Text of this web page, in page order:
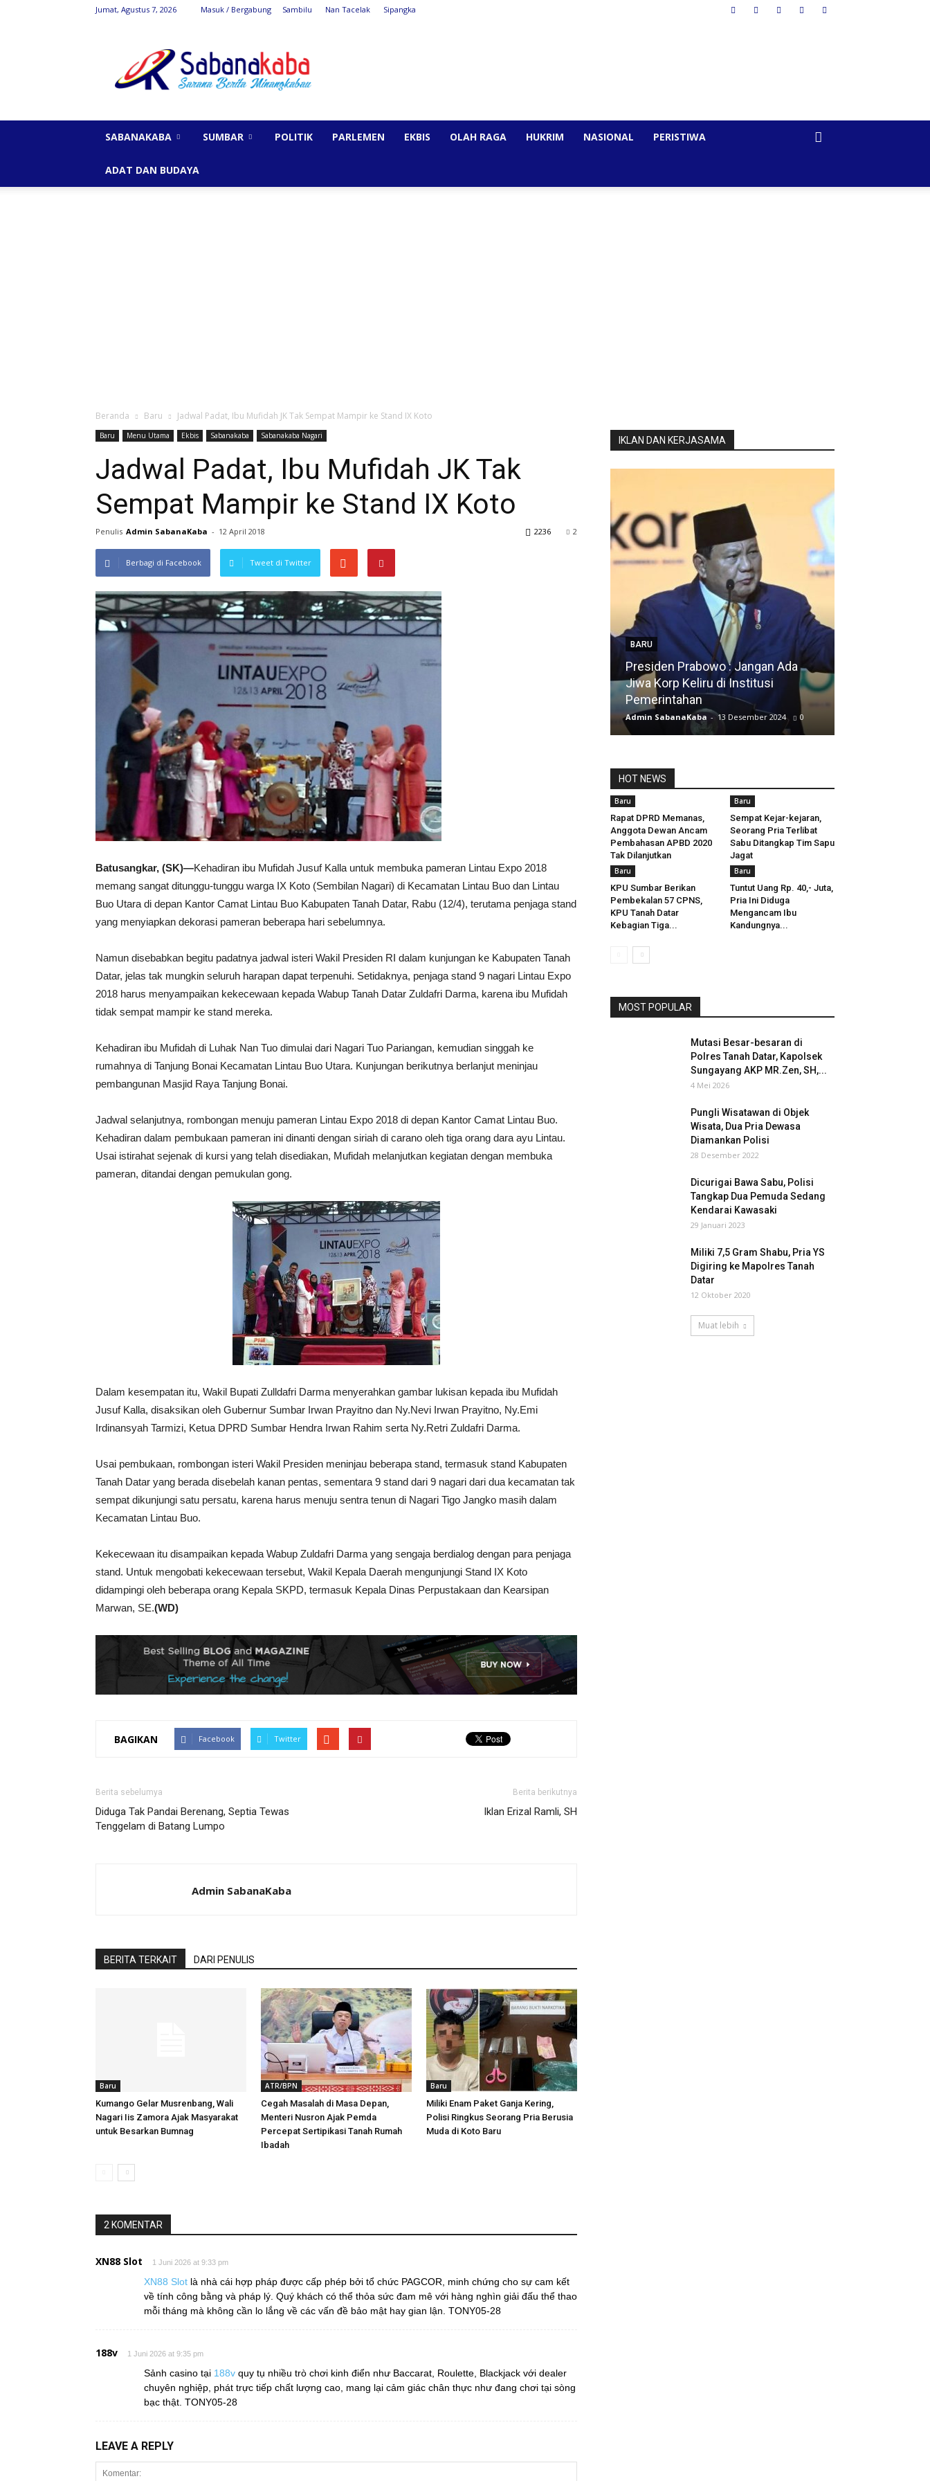
Jumat, Agustus 7, 2026 Masuk / Bergabung Sambilu Nan Tacelak Sipangka
SABANAKABA SUMBAR POLITIK PARLEMEN EKBIS OLAH RAGA HUKRIM NASIONAL PERISTIWA
ADAT DAN BUDAYA
Beranda Baru Jadwal Padat, Ibu Mufidah JK Tak Sempat Mampir ke Stand IX Koto
Baru Menu Utama Ekbis Sabanakaba Sabanakaba Nagari
Jadwal Padat, Ibu Mufidah JK Tak
Sempat Mampir ke Stand IX Koto
Penulis Admin SabanaKaba - 12 April 2018 2
2236
Berbagi di Facebook Tweet di Twitter
Batusangkar, (SK)—Kehadiran ibu Mufidah Jusuf Kalla untuk membuka pameran Lintau Expo 2018
memang sangat ditunggu-tunggu warga IX Koto (Sembilan Nagari) di Kecamatan Lintau Buo dan Lintau
Buo Utara di depan Kantor Camat Lintau Buo Kabupaten Tanah Datar, Rabu (12/4), terutama penjaga stand
yang menyiapkan dekorasi pameran beberapa hari sebelumnya.
Namun disebabkan begitu padatnya jadwal isteri Wakil Presiden RI dalam kunjungan ke Kabupaten Tanah
Datar, jelas tak mungkin seluruh harapan dapat terpenuhi. Setidaknya, penjaga stand 9 nagari Lintau Expo
2018 harus menyampaikan kekecewaan kepada Wabup Tanah Datar Zuldafri Darma, karena ibu Mufidah
tidak sempat mampir ke stand mereka.
Kehadiran ibu Mufidah di Luhak Nan Tuo dimulai dari Nagari Tuo Pariangan, kemudian singgah ke
rumahnya di Tanjung Bonai Kecamatan Lintau Buo Utara. Kunjungan berikutnya berlanjut meninjau
pembangunan Masjid Raya Tanjung Bonai.
Jadwal selanjutnya, rombongan menuju pameran Lintau Expo 2018 di depan Kantor Camat Lintau Buo.
Kehadiran dalam pembukaan pameran ini dinanti dengan siriah di carano oleh tiga orang dara ayu Lintau.
Usai istirahat sejenak di kursi yang telah disediakan, Mufidah melanjutkan kegiatan dengan membuka
pameran, ditandai dengan pemukulan gong.
Dalam kesempatan itu, Wakil Bupati Zulldafri Darma menyerahkan gambar lukisan kepada ibu Mufidah
Jusuf Kalla, disaksikan oleh Gubernur Sumbar Irwan Prayitno dan Ny.Nevi Irwan Prayitno, Ny.Emi
Irdinansyah Tarmizi, Ketua DPRD Sumbar Hendra Irwan Rahim serta Ny.Retri Zuldafri Darma.
Usai pembukaan, rombongan isteri Wakil Presiden meninjau beberapa stand, termasuk stand Kabupaten
Tanah Datar yang berada disebelah kanan pentas, sementara 9 stand dari 9 nagari dari dua kecamatan tak
sempat dikunjungi satu persatu, karena harus menuju sentra tenun di Nagari Tigo Jangko masih dalam
Kecamatan Lintau Buo.
Kekecewaan itu disampaikan kepada Wabup Zuldafri Darma yang sengaja berdialog dengan para penjaga
stand. Untuk mengobati kekecewaan tersebut, Wakil Kepala Daerah mengunjungi Stand IX Koto
didampingi oleh beberapa orang Kepala SKPD, termasuk Kepala Dinas Perpustakaan dan Kearsipan
Marwan, SE.(WD)
BAGIKAN Facebook Twitter
Berita sebelumya
Diduga Tak Pandai Berenang, Septia Tewas
Tenggelam di Batang Lumpo
Berita berikutnya
Iklan Erizal Ramli, SH
Admin SabanaKaba
BERITA TERKAIT DARI PENULIS
Baru
Kumango Gelar Musrenbang, Wali
Nagari Iis Zamora Ajak Masyarakat
untuk Besarkan Bumnag
ATR/BPN
Cegah Masalah di Masa Depan,
Menteri Nusron Ajak Pemda
Percepat Sertipikasi Tanah Rumah
Ibadah
Baru
Miliki Enam Paket Ganja Kering,
Polisi Ringkus Seorang Pria Berusia
Muda di Koto Baru
2 KOMENTAR
XN88 Slot 1 Juni 2026 at 9:33 pm
XN88 Slot là nhà cái hợp pháp được cấp phép bởi tổ chức PAGCOR, minh chứng cho sự cam kết
về tính công bằng và pháp lý. Quý khách có thể thỏa sức đam mê với hàng nghìn giải đấu thể thao
mỗi tháng mà không cần lo lắng về các vấn đề bảo mật hay gian lận. TONY05-28
188v 1 Juni 2026 at 9:35 pm
Sảnh casino tại 188v quy tụ nhiều trò chơi kinh điển như Baccarat, Roulette, Blackjack với dealer
chuyên nghiệp, phát trực tiếp chất lượng cao, mang lại cảm giác chân thực như đang chơi tại sòng
bạc thật. TONY05-28
LEAVE A REPLY
IKLAN DAN KERJASAMA
BARU
Presiden Prabowo : Jangan Ada
Jiwa Korp Keliru di Institusi
Pemerintahan
Admin SabanaKaba - 13 Desember 2024 0
HOT NEWS
Baru
Rapat DPRD Memanas,
Anggota Dewan Ancam
Pembahasan APBD 2020
Tak Dilanjutkan
Baru
Sempat Kejar-kejaran,
Seorang Pria Terlibat
Sabu Ditangkap Tim Sapu
Jagat
Baru
KPU Sumbar Berikan
Pembekalan 57 CPNS,
KPU Tanah Datar
Kebagian Tiga...
Baru
Tuntut Uang Rp. 40,- Juta,
Pria Ini Diduga
Mengancam Ibu
Kandungnya...
MOST POPULAR
Mutasi Besar-besaran di
Polres Tanah Datar, Kapolsek
Sungayang AKP MR.Zen, SH,...
4 Mei 2026
Pungli Wisatawan di Objek
Wisata, Dua Pria Dewasa
Diamankan Polisi
28 Desember 2022
Dicurigai Bawa Sabu, Polisi
Tangkap Dua Pemuda Sedang
Kendarai Kawasaki
29 Januari 2023
Miliki 7,5 Gram Shabu, Pria YS
Digiring ke Mapolres Tanah
Datar
12 Oktober 2020
Muat lebih